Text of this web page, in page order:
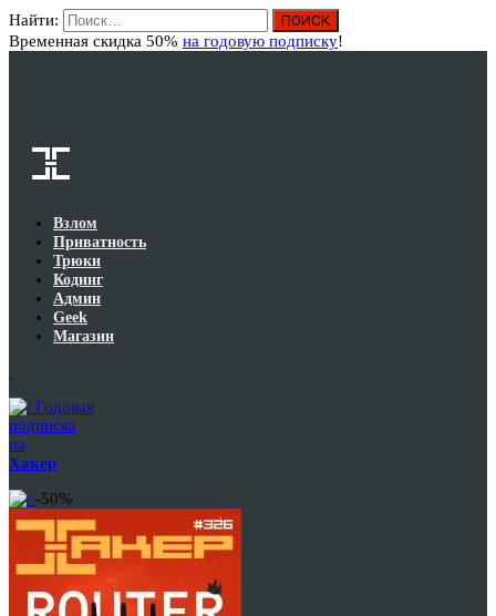
Найти:
Временная скидка 50% на годовую подписку!
Взлом
Приватность
Трюки
Кодинг
Админ
Geek
Магазин
Годовая
подписка
на
Хакер
-50%